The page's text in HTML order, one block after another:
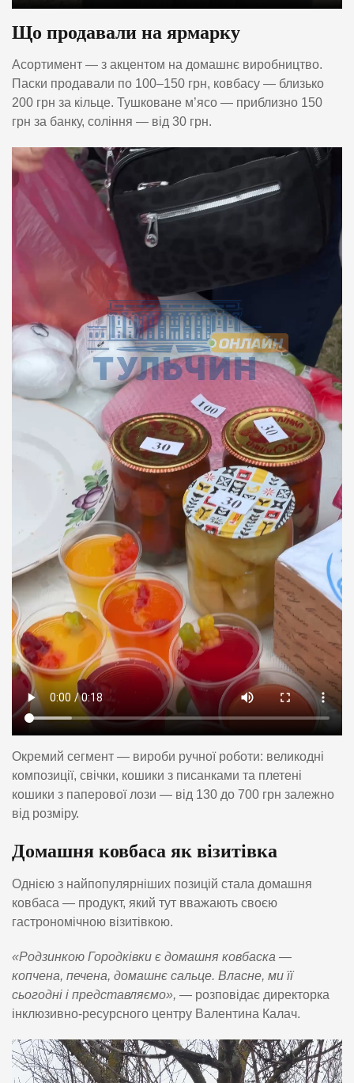
Що продавали на ярмарку
Асортимент — з акцентом на домашнє виробництво.
Паски продавали по 100–150 грн, ковбасу — близько
200 грн за кільце. Тушковане м’ясо — приблизно 150
грн за банку, соління — від 30 грн.
Окремий сегмент — вироби ручної роботи: великодні
композиції, свічки, кошики з писанками та плетені
кошики з паперової лози — від 130 до 700 грн залежно
від розміру.
Домашня ковбаса як візитівка
Однією з найпопулярніших позицій стала домашня
ковбаса — продукт, який тут вважають своєю
гастрономічною візитівкою.
«Родзинкою Городківки є домашня ковбаска —
копчена, печена, домашнє сальце. Власне, ми її
сьогодні і представляємо», — розповідає директорка
інклюзивно-ресурсного центру Валентина Калач.